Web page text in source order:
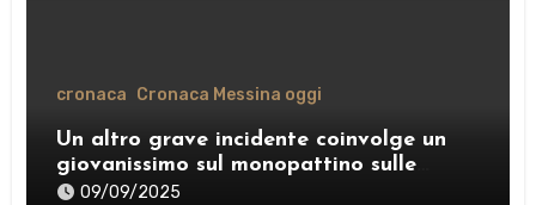
cronaca Cronaca Messina oggi
Un altro grave incidente coinvolge un
giovanissimo sul monopattino sulle
strade di Messina
09/09/2025